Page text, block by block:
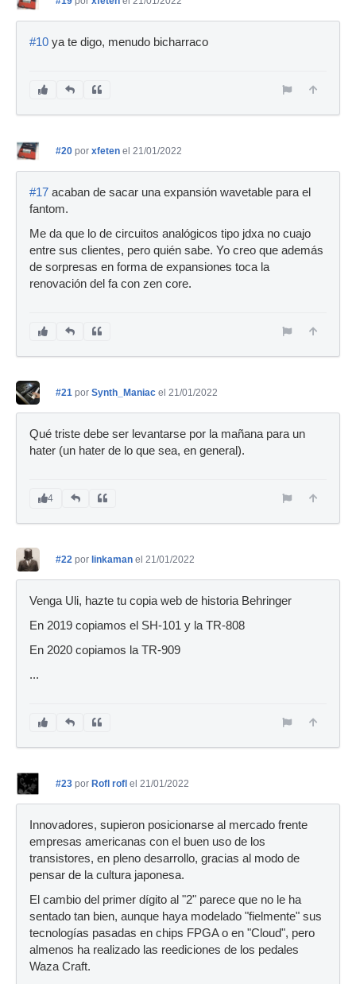
#10 ya te digo, menudo bicharraco
#20 por xfeten el 21/01/2022
#17 acaban de sacar una expansión wavetable para el
fantom.
Me da que lo de circuitos analógicos tipo jdxa no cuajo
entre sus clientes, pero quién sabe. Yo creo que además
de sorpresas en forma de expansiones toca la
renovación del fa con zen core.
#21 por Synth_Maniac el 21/01/2022
Qué triste debe ser levantarse por la mañana para un
hater (un hater de lo que sea, en general).
4
#22 por linkaman el 21/01/2022
Venga Uli, hazte tu copia web de historia Behringer
En 2019 copiamos el SH-101 y la TR-808
En 2020 copiamos la TR-909
...
#23 por Rofl rofl el 21/01/2022
Innovadores, supieron posicionarse al mercado frente
empresas americanas con el buen uso de los
transistores, en pleno desarrollo, gracias al modo de
pensar de la cultura japonesa.
El cambio del primer dígito al "2" parece que no le ha
sentado tan bien, aunque haya modelado "fielmente" sus
tecnologías pasadas en chips FPGA o en "Cloud", pero
almenos ha realizado las reediciones de los pedales
Waza Craft.